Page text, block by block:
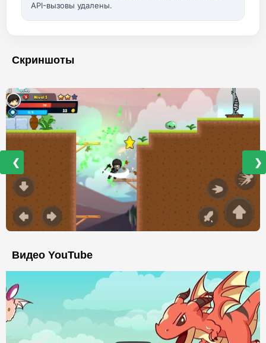
API-вызовы удалены.
Скриншоты
❮ ❯
Видео YouTube